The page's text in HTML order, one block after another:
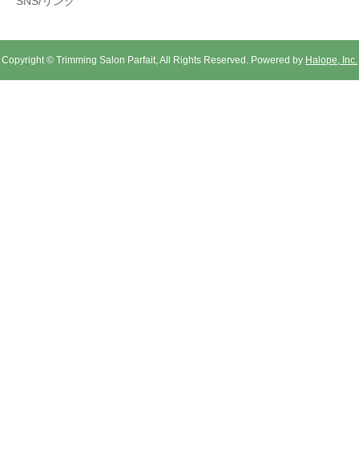
Copyright © Trimming Salon Parfait, All Rights Reserved. Powered by Halope, Inc.